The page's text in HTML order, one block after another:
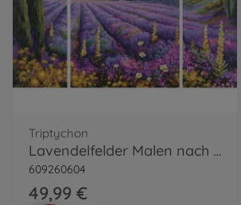
Triptychon
Lavendelfelder Malen nach Zahlen
609260604
49,99 €